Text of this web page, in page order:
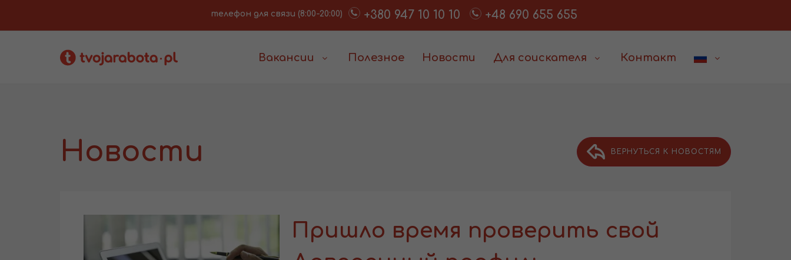
телефон для связи (8:00-20:00) +380 947 10 10 10 +48 690 655 655
Вакансии Полезное Новости Для соискателя Контакт
ВЕРНУТЬСЯ К НОВОСТЯМ
Новости
Пришло время проверить свой